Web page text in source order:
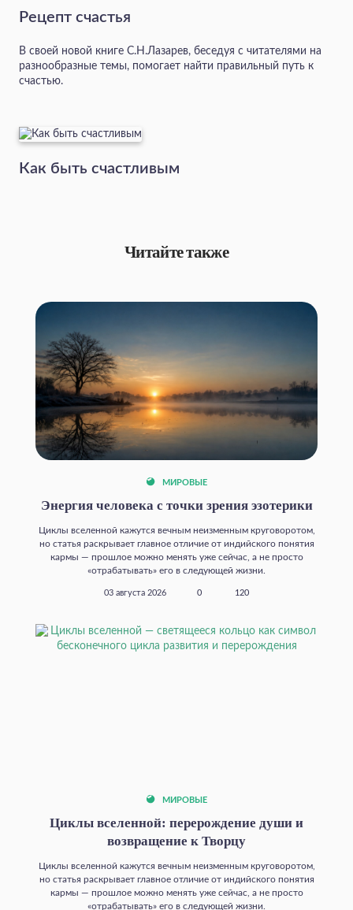
Рецепт счастья
В своей новой книге С.Н.Лазарев, беседуя с читателями на
разнообразные темы, помогает найти правильный путь к
счастью.
Как быть счастливым
Читайте также
МИРОВЫЕ
Энергия человека с точки зрения эзотерики
Циклы вселенной кажутся вечным неизменным круговоротом,
но статья раскрывает главное отличие от индийского понятия
кармы — прошлое можно менять уже сейчас, а не просто
«отрабатывать» его в следующей жизни.
03 августа 2026 0 120
МИРОВЫЕ
Циклы вселенной: перерождение души и
возвращение к Творцу
Циклы вселенной кажутся вечным неизменным круговоротом,
но статья раскрывает главное отличие от индийского понятия
кармы — прошлое можно менять уже сейчас, а не просто
«отрабатывать» его в следующей жизни.